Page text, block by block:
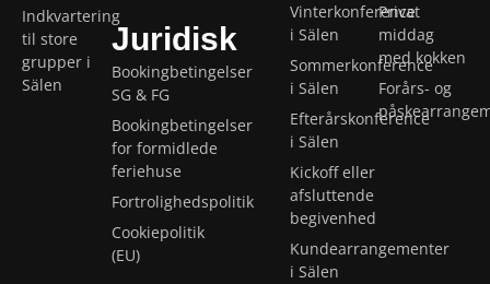
Indkvartering
til store
grupper i
Sälen
Juridisk
Bookingbetingelser
SG & FG
Bookingbetingelser
for formidlede
feriehuse
Fortrolighedspolitik
Cookiepolitik
(EU)
Vinterkonference
i Sälen
Sommerkonference
i Sälen
Efterårskonference
i Sälen
Kickoff eller
afsluttende
begivenhed
Kundearrangementer
i Sälen
Privat
middag
med kokken
Forårs- og